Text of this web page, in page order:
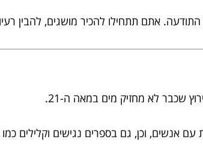
אתם תתחילו להכיר מושגים, להבין
שכבר לא מחזיק מים במאה ה-21.
וכן, גם בספרים נגישים וקלילים כמו